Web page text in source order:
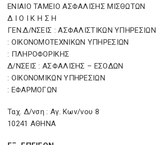
ΕΝΙΑΙΟ ΤΑΜΕΙΟ ΑΣΦΑΛΙΣΗΣ ΜΙΣΘΩΤΩΝ
Δ Ι Ο Ι Κ Η Σ Η
ΓΕΝ.Δ/ΝΣΕΙΣ : ΑΣΦΑΛΙΣΤΙΚΩΝ ΥΠΗΡΕΣΙΩΝ
: ΟΙΚΟΝΟΜΟΤΕΧΝΙΚΩΝ ΥΠΗΡΕΣΙΩΝ
: ΠΛΗΡΟΦΟΡΙΚΗΣ
Δ/ΝΣΕΙΣ : ΑΣΦΑΛΙΣΗΣ – ΕΣΟΔΩΝ
: ΟΙΚΟΝΟΜΙΚΩΝ ΥΠΗΡΕΣΙΩΝ
: ΕΦΑΡΜΟΓΩΝ
Ταχ. Δ/νση : Αγ. Κων/νου 8
10241 ΑΘΗΝΑ